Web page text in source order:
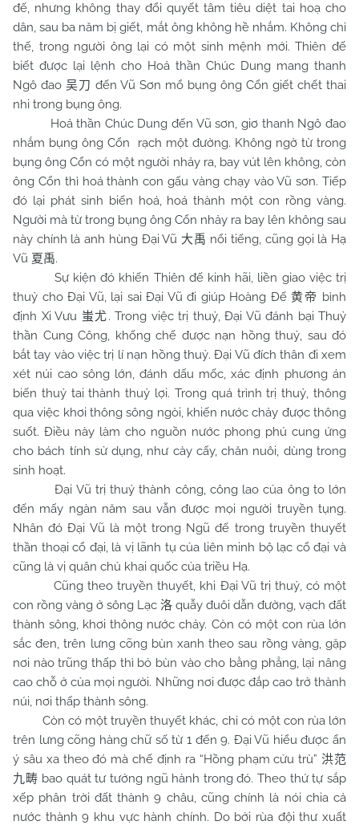
đế, nhưng không thay đổi quyết tâm tiêu diệt tai hoạ cho
dân, sau ba năm bị giết, mắt ông không hề nhắm. Không chỉ
thế, trong người ông lại có một sinh mệnh mới. Thiên đế
biết được lại lệnh cho Hoả thần Chúc Dung mang thanh
Ngô đao 吴刀 đến Vũ Sơn mổ bụng ông Cổn giết chết thai
nhi trong bụng ông.
Hoả thần Chúc Dung đến Vũ sơn, giơ thanh Ngô đao
nhắm bụng ông Cổn rạch một đường. Không ngờ từ trong
bụng ông Cổn có một người nhảy ra, bay vút lên không, còn
ông Cổn thì hoá thành con gấu vàng chạy vào Vũ sơn. Tiếp
đó lại phát sinh biến hoá, hoá thành một con rồng vàng.
Người mà từ trong bụng ông Cổn nhảy ra bay lên không sau
này chính là anh hùng Đại Vũ 大禹 nổi tiếng, cũng gọi là Hạ
Vũ 夏禹.
Sự kiện đó khiến Thiên đế kinh hãi, liền giao việc trị
thuỷ cho Đại Vũ, lại sai Đại Vũ đi giúp Hoàng Đế黄帝 bình
định Xi Vưu 蚩尤. Trong việc trị thuỷ, Đại Vũ đánh bại Thuỷ
thần Cung Công, khống chế được nạn hồng thuỷ, sau đó
bắt tay vào việc trị lí nạn hồng thuỷ. Đại Vũ đích thân đi xem
xét núi cao sông lớn, đánh dấu mốc, xác định phương án
biến thuỷ tai thành thuỷ lợi. Trong quá trình trị thuỷ, thông
qua việc khơi thông sông ngòi, khiến nước chảy được thông
suốt. Điều này làm cho nguồn nước phong phú cung ứng
cho bách tính sử dụng, như cày cấy, chăn nuôi, dùng trong
sinh hoạt.
Đại Vũ trị thuỷ thành công, công lao của ông to lớn
đến mấy ngàn năm sau vẫn được mọi người truyền tụng.
Nhân đó Đại Vũ là một trong Ngũ đế trong truyền thuyết
thần thoại cổ đại, là vị lãnh tụ của liên minh bộ lạc cổ đại và
cũng là vị quân chủ khai quốc của triều Hạ.
Cũng theo truyền thuyết, khi Đại Vũ trị thuỷ, có một
con rồng vàng ở sông Lạc 洛 quẫy đuôi dẫn đường, vạch đất
thành sông, khơi thông nước chảy. Còn có một con rùa lớn
sắc đen, trên lưng cõng bùn xanh theo sau rồng vàng, gặp
nơi nào trũng thấp thì bỏ bùn vào cho bằng phẳng, lại nâng
cao chỗ ở của mọi người. Những nơi được đắp cao trở thành
núi, nơi thấp thành sông.
Còn có một truyền thuyết khác, chỉ có một con rùa lớn
trên lưng cõng hàng chữ số từ 1 đến 9. Đại Vũ hiểu được ẩn
ý sâu xa theo đó mà chế định ra “Hồng phạm cửu trù” 洪范
九畴 bao quát tư tưởng ngũ hành trong đó. Theo thứ tự sắp
xếp phân trời đất thành 9 châu, cũng chính là nói chia cả
nước thành 9 khu vực hành chính. Do bởi rùa đội thư xuất